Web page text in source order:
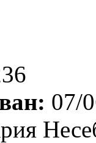
07/